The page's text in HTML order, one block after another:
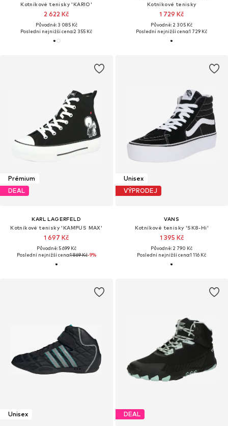
Kotníkové tenisky 'KARIO'
2 622 Kč
Původně: 3 085 Kč
Poslední nejnižší cena:2 355 Kč
Kotníkové tenisky
1 729 Kč
Původně: 2 305 Kč
Poslední nejnižší cena:1 729 Kč
Prémium
DEAL
KARL LAGERFELD
Kotníkové tenisky 'KAMPUS MAX'
1 697 Kč
Původně: 5 699 Kč
Poslední nejnižší cena:1 869 Kč-9%
Unisex
VÝPRODEJ
VANS
Kotníkové tenisky 'SK8-Hi'
1 395 Kč
Původně: 2 790 Kč
Poslední nejnižší cena:1 116 Kč
Unisex DEAL